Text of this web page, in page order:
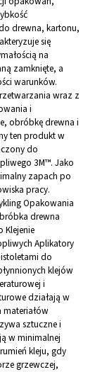
drewna, kartonu,
się
na
zamknięte, a
warunków.
wraz z
i
obróbkę drewna i
ten produkt w
do
3M™. Jako
zapach po
pracy.
Opakowania
drewna
Klejenie
Aplikatory
do
klejów
i
działają w
materiałów
sztuczne i
w minimalnej
kleju, gdy
grzewczej,